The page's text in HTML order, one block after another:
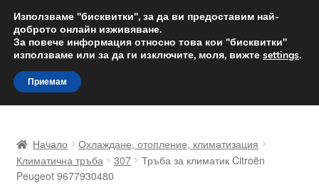
ДОСТАВКА от 12 лв.
Доставка по целия свят
Skip
to
navigation
Skip
to
content
Доставка по целия свят
Начало
Охлаждане, отопление, климатизация
Климатична тръба
307
Тръба за климатик Citroën
Peugeot 9677930480
Използваме "бисквитки", за да ви предоставим най-
доброто онлайн изживяване.
За повече информация относно това кои "бисквитки"
използваме или за да ги изключите, моля, вижте settings.
Приемам